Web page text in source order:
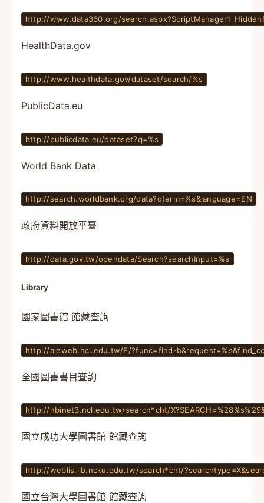
http://www.data360.org/
HealthData.gov
http://www.healthdata.gov/dataset/search/%s
PublicData.eu
http://publicdata.eu/dataset?q=%s
World Bank Data
http://search.worldbank.org/data?qterm=%s&language=EN
政府資料開放平臺
http://data.gov.tw/opendata/Search?searchInput=%s
Library
國家圖書館 館藏查詢
http://aleweb.ncl.edu.tw/F/?func=find-
全國圖書書目查詢
http://nbinet3.ncl.edu.tw/search*cht/
國立成功大學圖書館 館藏查詢
http://weblis.lib.ncku.edu.tw/search*cht/
國立台灣大學圖書館 館藏查詢